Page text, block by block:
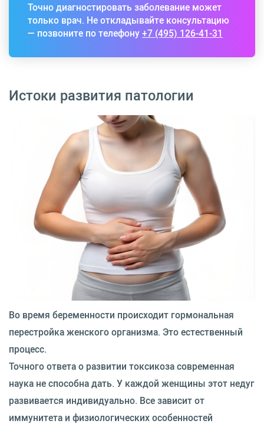
Точно диагностировать заболевание может
только врач. Не откладывайте консультацию
— позвоните по телефону+7 (495) 126-41-31
Истоки развития патологии
Во время беременности происходит гормональная
перестройка женского организма. Это естественный
процесс.
Точного ответа о развитии токсикоза современная
наука не способна дать. У каждой женщины этот недуг
развивается индивидуально. Все зависит от
иммунитета и физиологических особенностей